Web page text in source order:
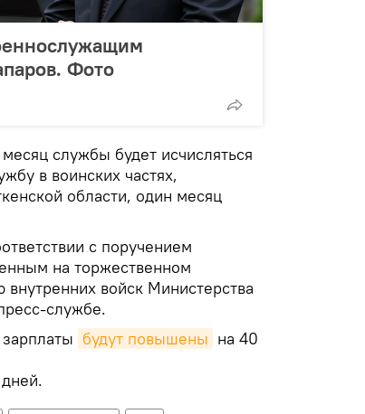
Фото
службы будет исчисляться
в воинских частях,
области, один месяц
с поручением
на торжественном
войск Министерства
службе.
будут повышены на 40